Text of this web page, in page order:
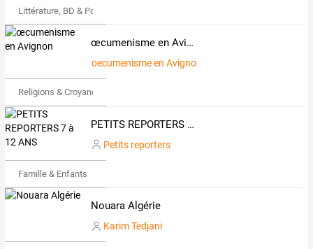
Littérature, BD & Poésie
œcumenisme en Avignon
oecumenisme en Avignon
Religions & Croyances
PETITS REPORTERS 7 à 12 ANS
Petits reporters
Famille & Enfants
Nouara Algérie
Karim Tedjani